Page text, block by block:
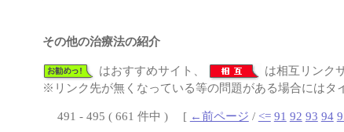
その他の治療法の紹介
はおすすめサイト、 は相互リンク
※リンク先が無くなっている等の問題がある場合にはタ
491 - 495 ( 661 件中 ) [ ←前ページ / <= 91 92 93 94